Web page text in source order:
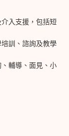
入支援，包括短
訓、諮詢及教學
輔導 、面見、小